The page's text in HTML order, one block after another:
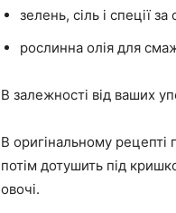
зелень, сіль і спеції
рослинна олія для
В залежності від ваших
В оригінальному
потім дотушить під
овочі.